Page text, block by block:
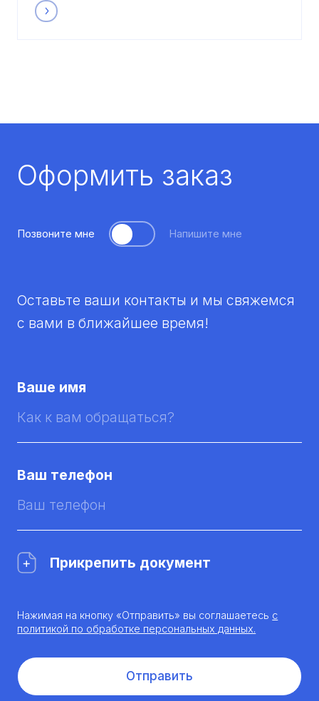
Оформить заказ
Позвоните мне Напишите мне
Оставьте ваши контакты и мы свяжемся
с вами в ближайшее время!
Ваше имя
Ваш телефон
Прикрепить документ
Отправить
Нажимая на кнопку «Отправить» вы соглашаетесь с
политикой по обработке персональных данных.